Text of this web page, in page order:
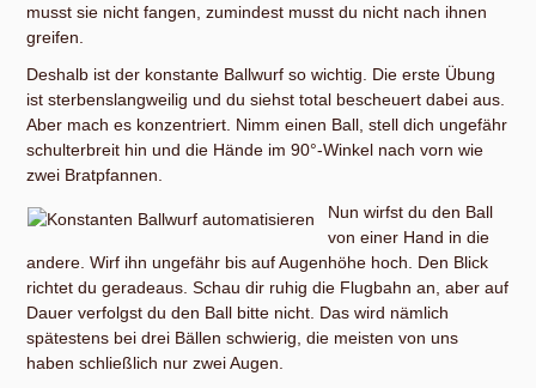
musst sie nicht fangen, zumindest musst du nicht nach ihnen
greifen.
Deshalb ist der konstante Ballwurf so wichtig. Die erste Übung
ist sterbenslangweilig und du siehst total bescheuert dabei aus.
Aber mach es konzentriert. Nimm einen Ball, stell dich ungefähr
schulterbreit hin und die Hände im 90°-Winkel nach vorn wie
zwei Bratpfannen.
Nun wirfst du den Ball
von einer Hand in die
andere. Wirf ihn ungefähr bis auf Augenhöhe hoch. Den Blick
richtet du geradeaus. Schau dir ruhig die Flugbahn an, aber auf
Dauer verfolgst du den Ball bitte nicht. Das wird nämlich
spätestens bei drei Bällen schwierig, die meisten von uns
haben schließlich nur zwei Augen.